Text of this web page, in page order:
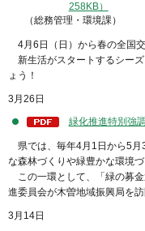
258KB）
（総務管理・環境課）
4月6日（日）から春の全国
新生活がスタートするシー
ょう！
3月26日
緑化推進特別強
県では、毎年4月1日から5月
な森林づくりや緑豊かな環境
この一環として、「緑の募
進委員会が木曽地域振興局を訪
3月14日